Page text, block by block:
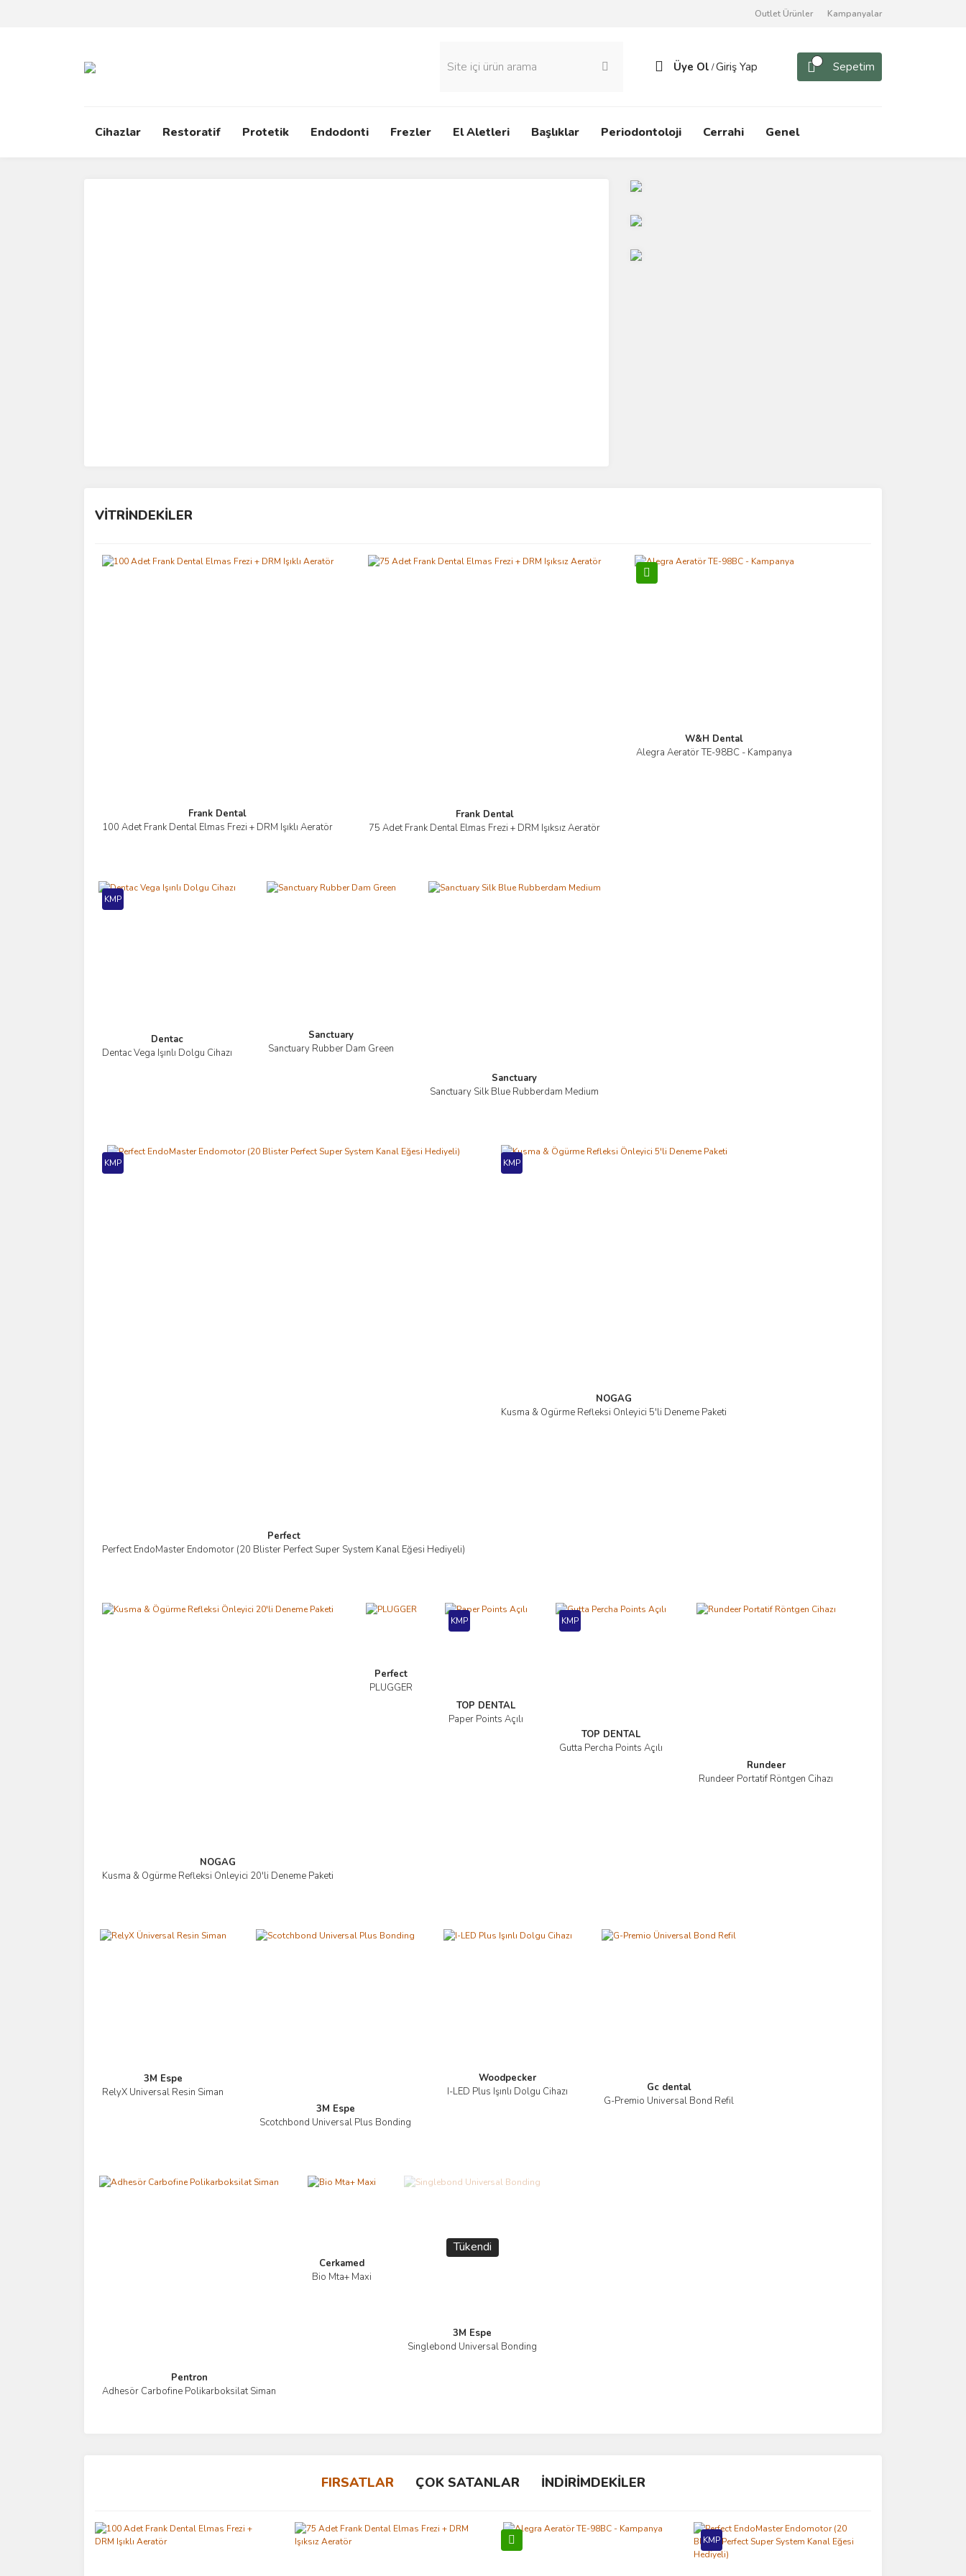
Outlet Ürünler Kampanyalar
Üye Ol /Giriş Yap Sepetim
Cihazlar Restoratif Protetik Endodonti Frezler El Aletleri Başlıklar Periodontoloji Cerrahi Genel
VİTRİNDEKİLER
Frank Dental
100 Adet Frank Dental Elmas Frezi + DRM Işıklı Aeratör
Frank Dental
75 Adet Frank Dental Elmas Frezi + DRM Işıksız Aeratör
W&H Dental
Alegra Aeratör TE-98BC - Kampanya
KMP
Dentac
Dentac Vega Işınlı Dolgu Cihazı
Sanctuary
Sanctuary Rubber Dam Green
Sanctuary
Sanctuary Silk Blue Rubberdam Medium
KMP
Perfect
Perfect EndoMaster Endomotor (20 Blister Perfect Super System Kanal Eğesi Hediyeli)
KMP
NOGAG
Kusma & Ögürme Refleksi Önleyici 5'li Deneme Paketi
NOGAG
Kusma & Ögürme Refleksi Önleyici 20'li Deneme Paketi
Perfect
PLUGGER
KMP
TOP DENTAL
Paper Points Açılı
KMP
TOP DENTAL
Gutta Percha Points Açılı
Rundeer
Rundeer Portatif Röntgen Cihazı
3M Espe
RelyX Üniversal Resin Siman
3M Espe
Scotchbond Universal Plus Bonding
Woodpecker
I-LED Plus Işınlı Dolgu Cihazı
Gc dental
G-Premio Üniversal Bond Refil
Pentron
Adhesör Carbofine Polikarboksilat Siman
Cerkamed
Bio Mta+ Maxi
Tükendi
3M Espe
Singlebond Universal Bonding
FIRSATLAR ÇOK SATANLAR İNDİRİMDEKİLER
KMP